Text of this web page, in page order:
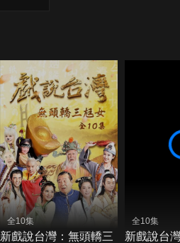
全10集
新戲說台灣：無頭轎三
全10集
新戲說台